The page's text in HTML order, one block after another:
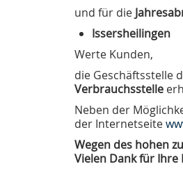
Trink- und
zweckverband
Sitz TAZV "Notter", Schlotheim
und für die
Issersheilingen
Werte Kunden,
die Geschäftsstelle
Verbrauchsstelle
Neben der
der Internetseite
Wegen des hohen
Vielen Dank für